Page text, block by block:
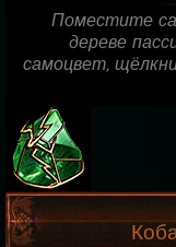
Поместите
дереве
самоцвет,